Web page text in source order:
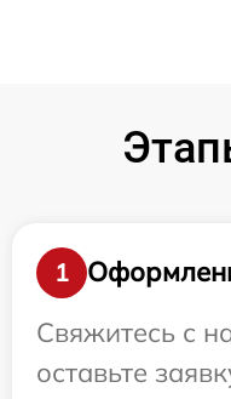
1
Свяжитесь с
оставьте